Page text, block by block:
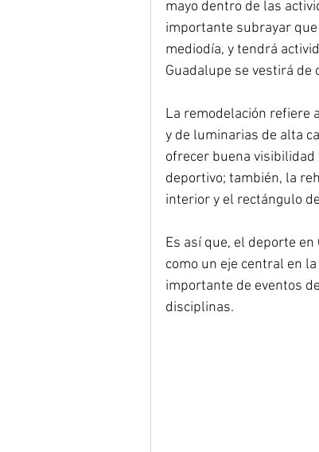
mayo dentro de las
importante subrayar
mediodía, y tendrá
Guadalupe se vestirá de
La remodelación refiere
y de luminarias de alta
ofrecer buena
deportivo; también, la
interior y el rectángulo
Es así que, el deporte
como un eje central en
importante de eventos
disciplinas.